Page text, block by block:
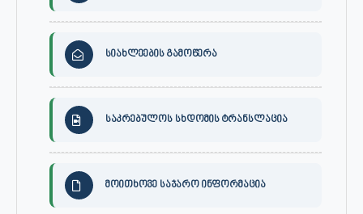
სიახლეების გამოწერა
საკრებულოს სხდომის ტრანსლაცია
მოითხოვე საჯარო ინფორმაცია